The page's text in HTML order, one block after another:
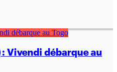
Vivendi débarque au